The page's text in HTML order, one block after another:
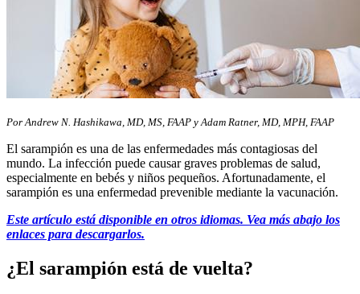
​​​Por Andrew N. Hashikawa, MD, MS, FAAP y Adam Ratner, MD, MPH, FAAP
El sarampión es una de las enfermedades más contagiosas del
mundo. La infección puede causar graves problemas de salud,
especialmente en bebés y niños pequeños. Afortunadamente, el
sarampión es una enfermedad prevenible mediante la vacunación.
Este artículo está disponible en otros idiomas. Vea más abajo los
enlaces para descargarlos.
¿El sarampión está de vuelta?